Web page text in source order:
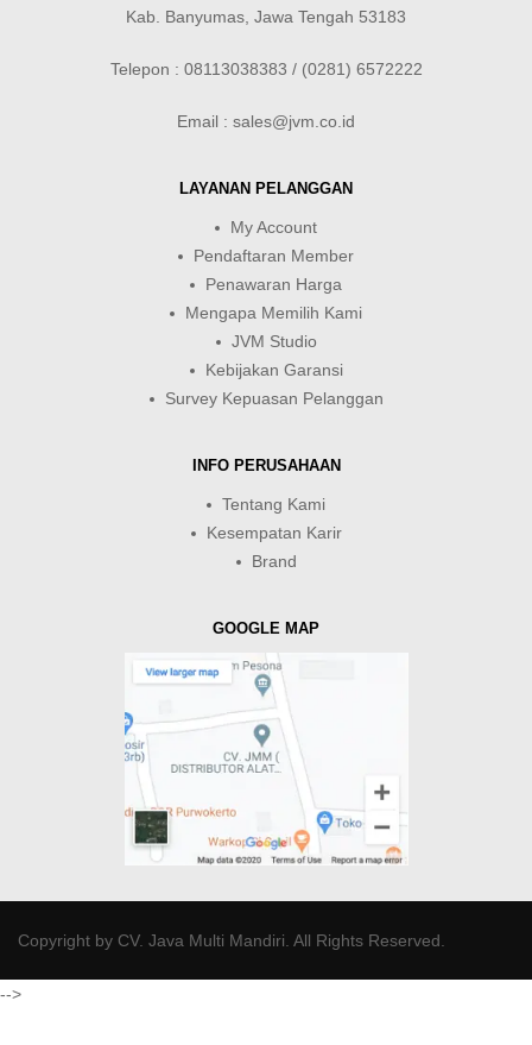
Kab. Banyumas, Jawa Tengah 53183
Telepon : 08113038383 / (0281) 6572222
Email : sales@jvm.co.id
LAYANAN PELANGGAN
My Account
Pendaftaran Member
Penawaran Harga
Mengapa Memilih Kami
JVM Studio
Kebijakan Garansi
Survey Kepuasan Pelanggan
INFO PERUSAHAAN
Tentang Kami
Kesempatan Karir
Brand
GOOGLE MAP
Copyright by CV. Java Multi Mandiri. All Rights Reserved.
-->